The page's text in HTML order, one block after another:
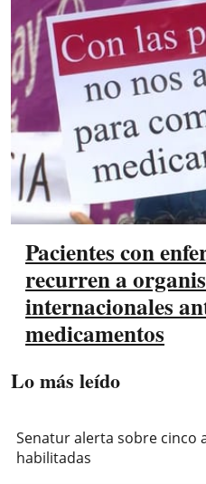
Pacientes con
recurren a
internacionales
medicamentos
Lo más leído
Senatur alerta sobre cinco
habilitadas